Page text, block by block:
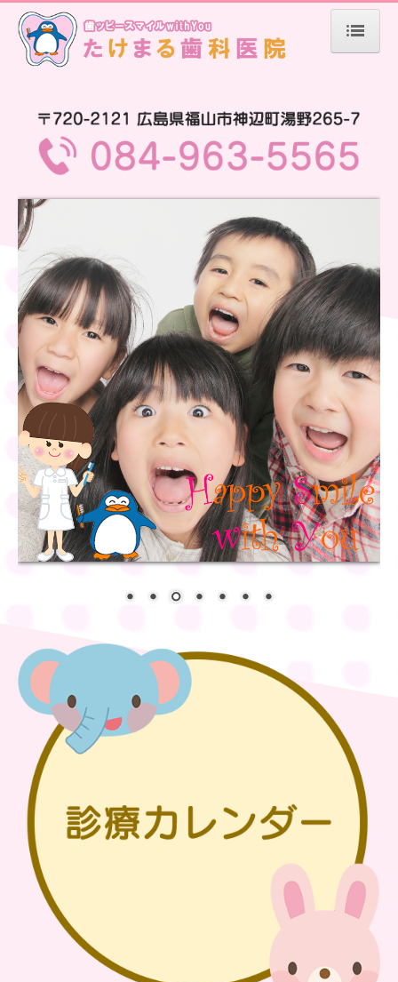
初診の方へ
よくある質問
医師の紹介
設備紹介
スタッフの募集
診療カレンダー
ハッピーカムニュース
過去のハッピーカムニュース
過去のウェルカムニュース
心に残る小さな出来事
たけまる歯科ブログ
過去のたけまる歯科ブログ